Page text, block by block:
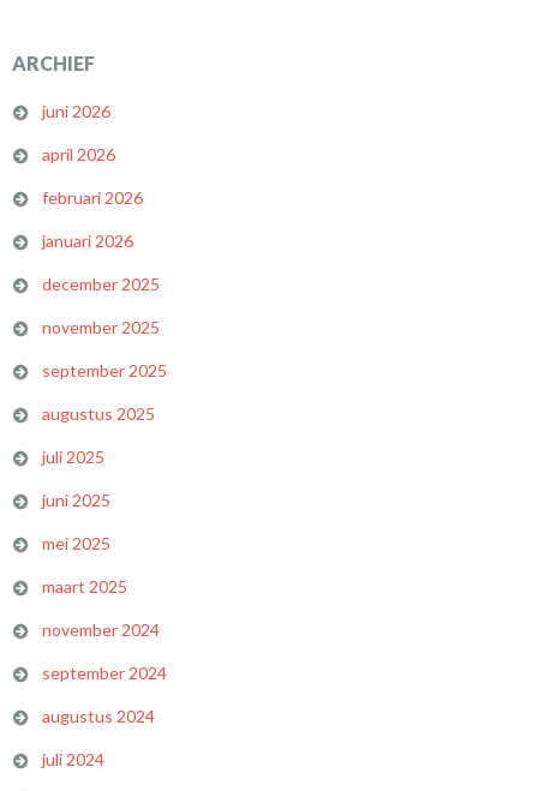
ARCHIEF
juni 2026
april 2026
februari 2026
januari 2026
december 2025
november 2025
september 2025
augustus 2025
juli 2025
juni 2025
mei 2025
maart 2025
november 2024
september 2024
augustus 2024
juli 2024